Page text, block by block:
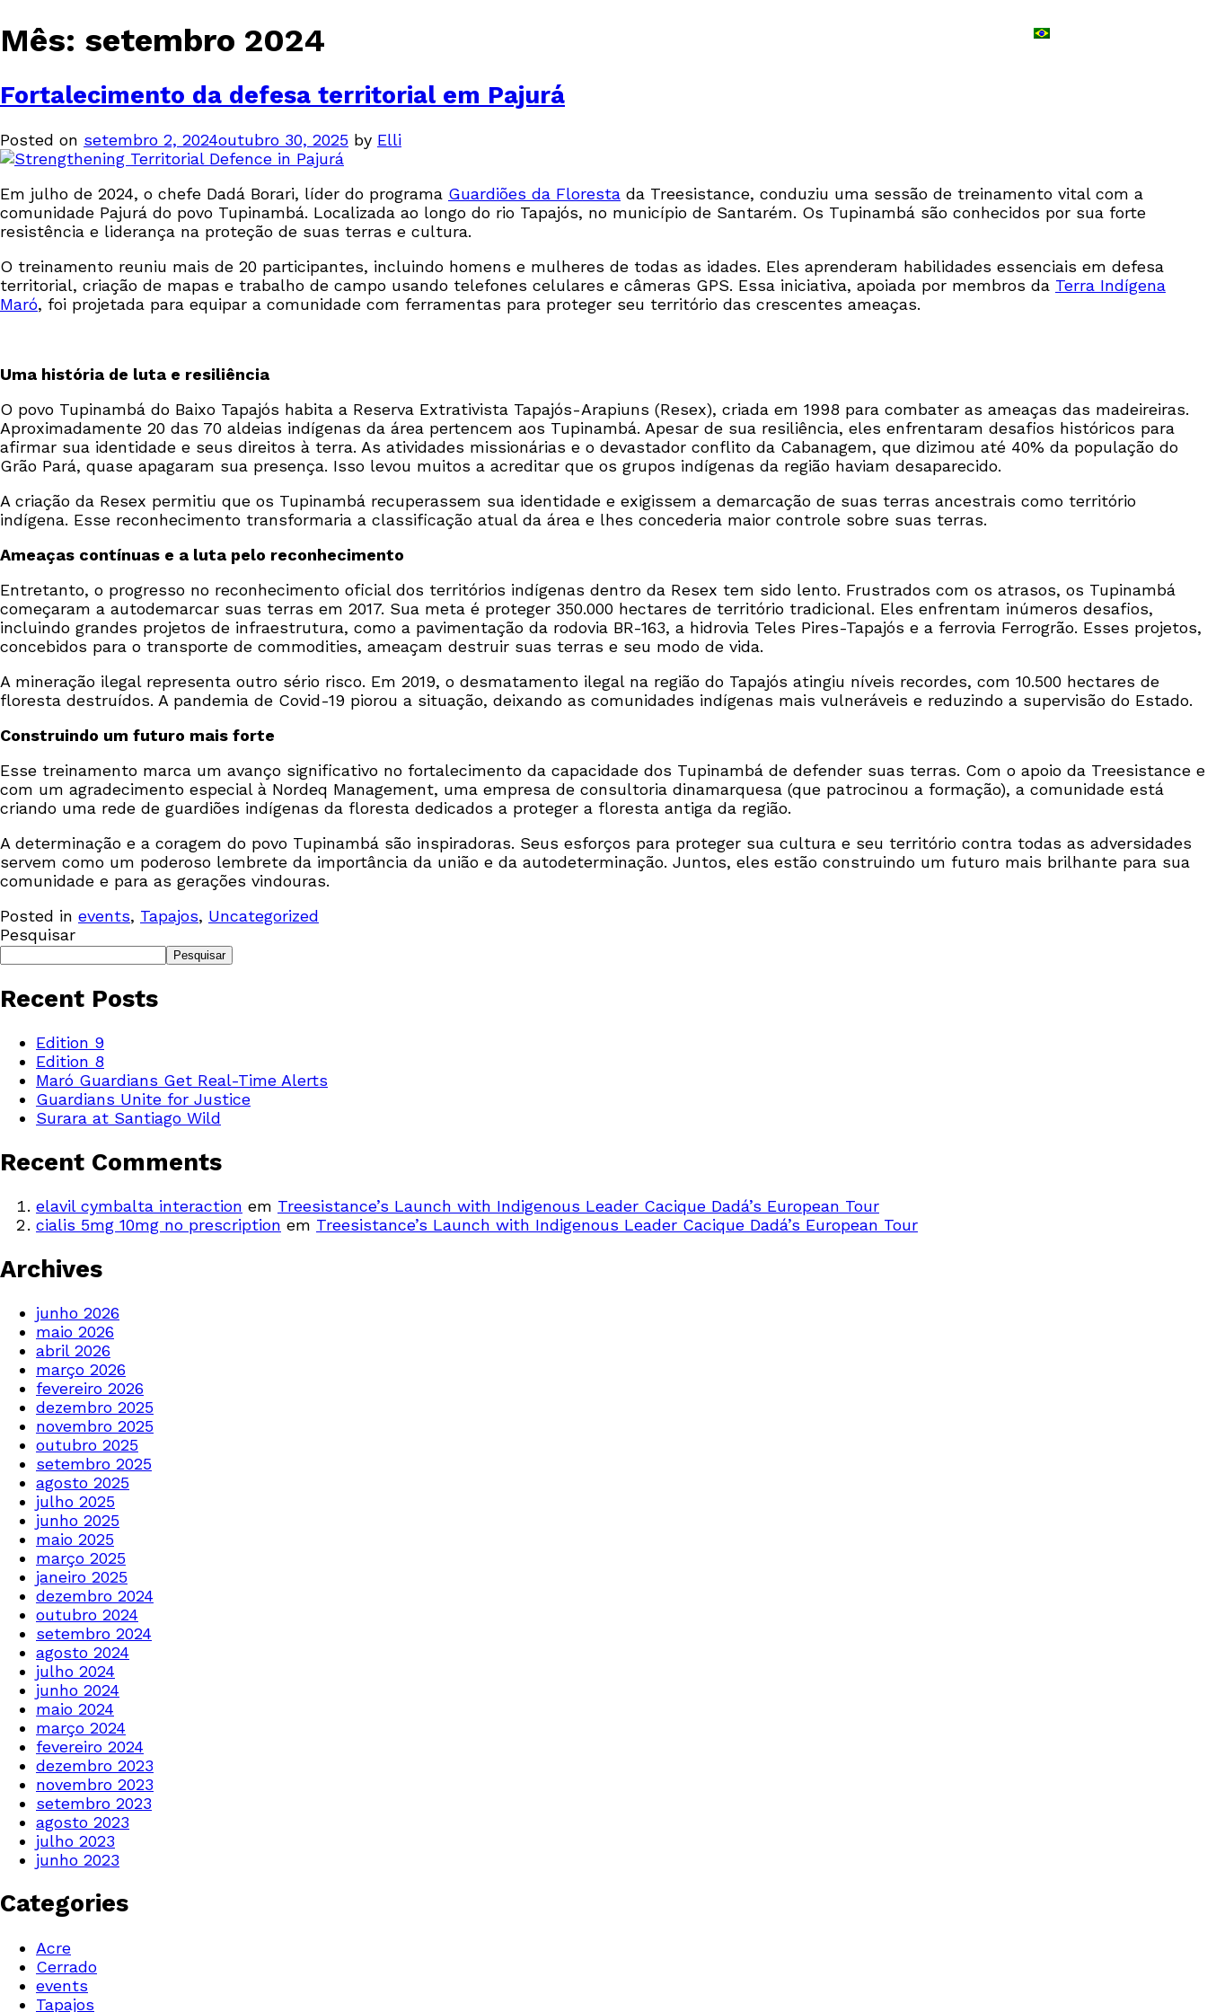
Mês: setembro 2024
Fortalecimento da defesa territorial em Pajurá
Posted on setembro 2, 2024outubro 30, 2025 by Elli
Em julho de 2024, o chefe Dadá Borari, líder do programa Guardiões da Floresta da Treesistance, conduziu uma sessão de treinamento vital com a
comunidade Pajurá do povo Tupinambá. Localizada ao longo do rio Tapajós, no município de Santarém. Os Tupinambá são conhecidos por sua forte
resistência e liderança na proteção de suas terras e cultura.
O treinamento reuniu mais de 20 participantes, incluindo homens e mulheres de todas as idades. Eles aprenderam habilidades essenciais em defesa
territorial, criação de mapas e trabalho de campo usando telefones celulares e câmeras GPS. Essa iniciativa, apoiada por membros da Terra Indígena
Maró, foi projetada para equipar a comunidade com ferramentas para proteger seu território das crescentes ameaças.
Uma história de luta e resiliência
O povo Tupinambá do Baixo Tapajós habita a Reserva Extrativista Tapajós-Arapiuns (Resex), criada em 1998 para combater as ameaças das madeireiras.
Aproximadamente 20 das 70 aldeias indígenas da área pertencem aos Tupinambá. Apesar de sua resiliência, eles enfrentaram desafios históricos para
afirmar sua identidade e seus direitos à terra. As atividades missionárias e o devastador conflito da Cabanagem, que dizimou até 40% da população do
Grão Pará, quase apagaram sua presença. Isso levou muitos a acreditar que os grupos indígenas da região haviam desaparecido.
A criação da Resex permitiu que os Tupinambá recuperassem sua identidade e exigissem a demarcação de suas terras ancestrais como território
indígena. Esse reconhecimento transformaria a classificação atual da área e lhes concederia maior controle sobre suas terras.
Ameaças contínuas e a luta pelo reconhecimento
Entretanto, o progresso no reconhecimento oficial dos territórios indígenas dentro da Resex tem sido lento. Frustrados com os atrasos, os Tupinambá
começaram a autodemarcar suas terras em 2017. Sua meta é proteger 350.000 hectares de território tradicional. Eles enfrentam inúmeros desafios,
incluindo grandes projetos de infraestrutura, como a pavimentação da rodovia BR-163, a hidrovia Teles Pires-Tapajós e a ferrovia Ferrogrão. Esses projetos,
concebidos para o transporte de commodities, ameaçam destruir suas terras e seu modo de vida.
A mineração ilegal representa outro sério risco. Em 2019, o desmatamento ilegal na região do Tapajós atingiu níveis recordes, com 10.500 hectares de
floresta destruídos. A pandemia de Covid-19 piorou a situação, deixando as comunidades indígenas mais vulneráveis e reduzindo a supervisão do Estado.
Construindo um futuro mais forte
Esse treinamento marca um avanço significativo no fortalecimento da capacidade dos Tupinambá de defender suas terras. Com o apoio da Treesistance e
com um agradecimento especial à Nordeq Management, uma empresa de consultoria dinamarquesa (que patrocinou a formação), a comunidade está
criando uma rede de guardiões indígenas da floresta dedicados a proteger a floresta antiga da região.
A determinação e a coragem do povo Tupinambá são inspiradoras. Seus esforços para proteger sua cultura e seu território contra todas as adversidades
servem como um poderoso lembrete da importância da união e da autodeterminação. Juntos, eles estão construindo um futuro mais brilhante para sua
comunidade e para as gerações vindouras.
Posted in events, Tapajos, Uncategorized
Pesquisar
Pesquisar
Recent Posts
Edition 9
Edition 8
Maró Guardians Get Real-Time Alerts
Guardians Unite for Justice
Surara at Santiago Wild
Recent Comments
elavil cymbalta interaction em Treesistance’s Launch with Indigenous Leader Cacique Dadá’s European Tour
cialis 5mg 10mg no prescription em Treesistance’s Launch with Indigenous Leader Cacique Dadá’s European Tour
Archives
junho 2026
maio 2026
abril 2026
março 2026
fevereiro 2026
dezembro 2025
novembro 2025
outubro 2025
setembro 2025
agosto 2025
julho 2025
junho 2025
maio 2025
março 2025
janeiro 2025
dezembro 2024
outubro 2024
setembro 2024
agosto 2024
julho 2024
junho 2024
maio 2024
março 2024
fevereiro 2024
dezembro 2023
novembro 2023
setembro 2023
agosto 2023
julho 2023
junho 2023
Categories
Acre
Cerrado
events
Tapajos